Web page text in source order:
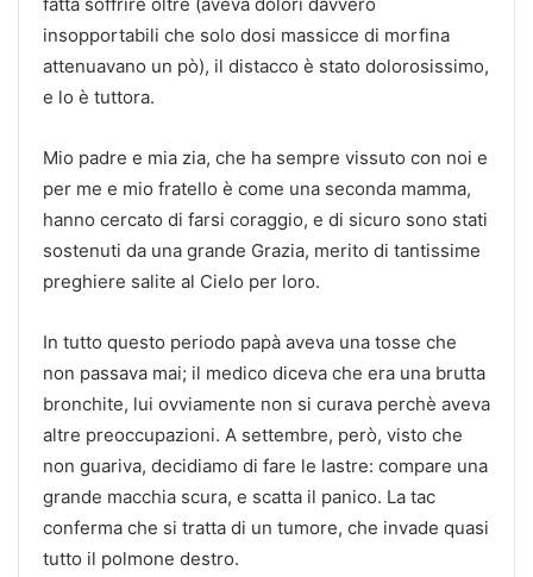
insopportabili che solo dosi massicce di morfina
attenuavano un pò), il distacco è stato dolorosissimo,
e lo è tuttora.
Mio padre e mia zia, che ha sempre vissuto con noi e
per me e mio fratello è come una seconda mamma,
hanno cercato di farsi coraggio, e di sicuro sono stati
sostenuti da una grande Grazia, merito di tantissime
preghiere salite al Cielo per loro.
In tutto questo periodo papà aveva una tosse che
non passava mai; il medico diceva che era una brutta
bronchite, lui ovviamente non si curava perchè aveva
altre preoccupazioni. A settembre, però, visto che
non guariva, decidiamo di fare le lastre: compare una
grande macchia scura, e scatta il panico. La tac
conferma che si tratta di un tumore, che invade quasi
tutto il polmone destro.